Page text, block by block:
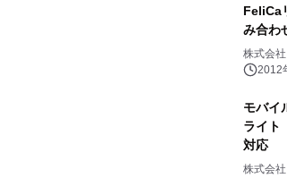
FeliCa
み合わ
株式会
2012
モバイ
ライト
対応
株式会